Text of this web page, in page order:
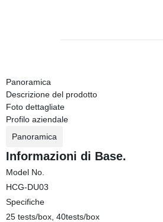
Panoramica
Descrizione del prodotto
Foto dettagliate
Profilo aziendale
Panoramica
Informazioni di Base.
Model No.
HCG-DU03
Specifiche
25 tests/box, 40tests/box